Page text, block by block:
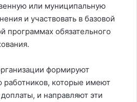
или муниципальную
и участвовать в базовой
программах обязательного
формируют
работников, которые имеют
и направляют эти